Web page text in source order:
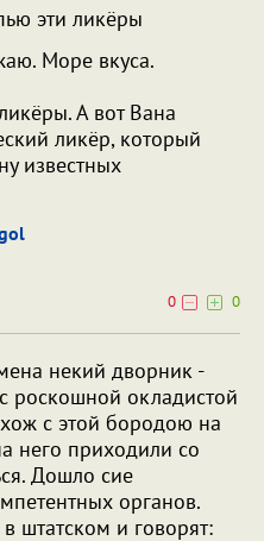
эти ликёры
Море вкуса.
А вот Вана
ликёр, который
известных
0
0
некий дворник -
роскошной окладистой
с этой бородою на
него приходили со
Дошло сие
органов.
штатском и говорят: